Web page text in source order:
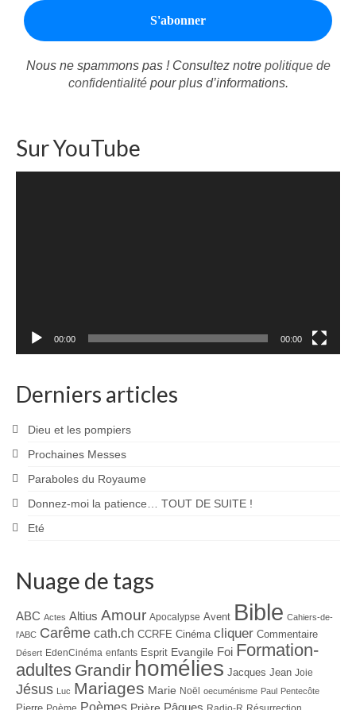
Nous ne spammons pas ! Consultez notre politique de
confidentialitépour plus d’informations.
Sur YouTube
00:00 00:00
Derniers articles
Dieu et les pompiers
Prochaines Messes
Paraboles du Royaume
Donnez-moi la patience… TOUT DE SUITE !
Eté
Nuage de tags
ABC Actes Altius Amour Apocalypse Avent Bible Cahiers-de-
l'ABC Carême cath.ch CCRFE Cinéma cliquer Commentaire
Désert EdenCinéma enfants Esprit Evangile Foi Formation-
adultes Grandir homélies Jacques Jean Joie
Jésus Luc Mariages Marie Noël oecuménisme Paul Pentecôte
Poème Poèmes Prière Pâques Radio-R Résurrection